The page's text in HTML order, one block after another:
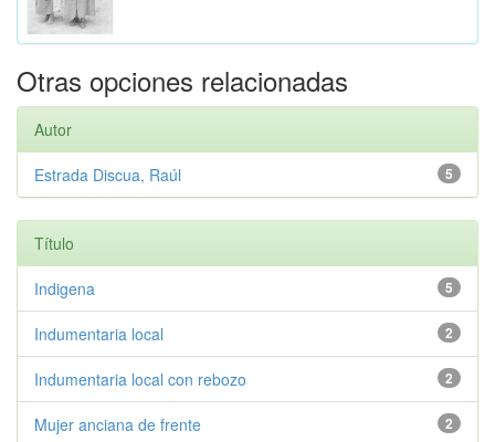
Otras opciones relacionadas
Autor
5
Estrada Discua, Raúl
Título
5
Indigena
2
Indumentaria local
2
Indumentaria local con rebozo
2
Mujer anciana de frente